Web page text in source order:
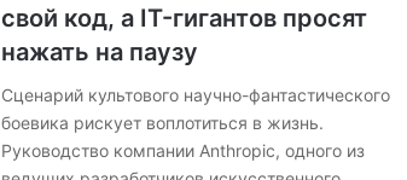
свой код, а IT-гигантов просят
нажать на паузу
Сценарий культового научно-фантастического
боевика рискует воплотиться в жизнь.
Руководство компании Anthropic, одного из